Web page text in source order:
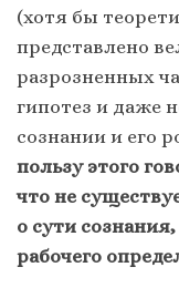
(хотя бы
представлено
разрозненных
гипотез и даже
сознании и его
пользу этого
что не
о сути
рабочего